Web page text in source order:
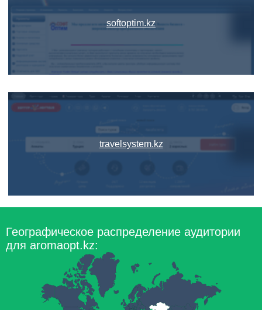
softoptim.kz
travelsystem.kz
Географическое распределение аудитории
для aromaopt.kz: